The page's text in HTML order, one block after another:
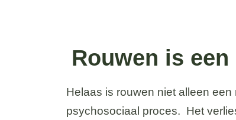
Rouwen is
Helaas is rouwen niet alleen
psychosociaal proces. Het